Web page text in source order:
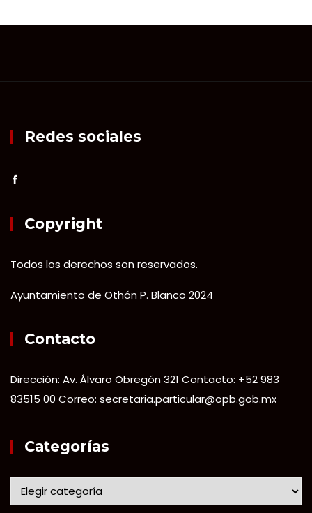
Redes sociales
Copyright
Todos los derechos son reservados.
Ayuntamiento de Othón P. Blanco 2024
Contacto
Dirección: Av. Álvaro Obregón 321 Contacto: +52 983
83515 00 Correo: secretaria.particular@opb.gob.mx
Categorías